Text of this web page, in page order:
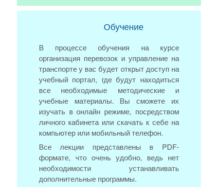
Обучение
В процессе обучения на курсе
организация перевозок и управление на
транспорте у вас будет открыт доступ на
учебный портал, где будут находиться
все необходимые методические и
учебные материалы. Вы сможете их
изучать в онлайн режиме, посредством
личного кабинета или скачать к себе на
компьютер или мобильный телефон.
Все лекции представлены в PDF-
формате, что очень удобно, ведь нет
необходимости устанавливать
дополнительные программы.